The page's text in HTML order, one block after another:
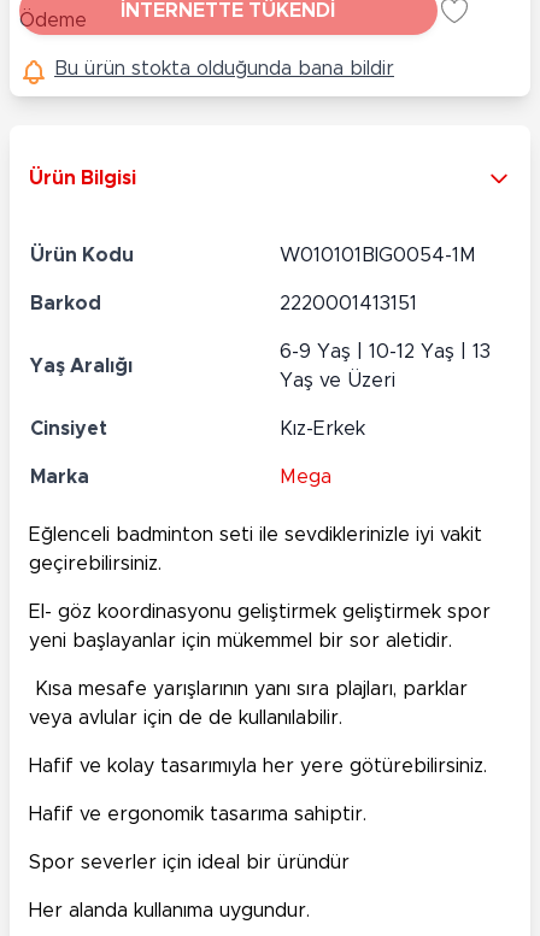
İNTERNETTE TÜKENDİ
Bu ürün stokta olduğunda bana bildir
Ürün Bilgisi
Ürün Kodu W010101BIG0054-1M
Barkod 2220001413151
Yaş Aralığı
6-9 Yaş | 10-12 Yaş | 13
Yaş ve Üzeri
Cinsiyet Kız-Erkek
Marka Mega
Eğlenceli badminton seti ile sevdiklerinizle iyi vakit
geçirebilirsiniz.
El- göz koordinasyonu geliştirmek geliştirmek spor
yeni başlayanlar için mükemmel bir sor aletidir.
Kısa mesafe yarışlarının yanı sıra plajları, parklar
veya avlular için de de kullanılabilir.
Hafif ve kolay tasarımıyla her yere götürebilirsiniz.
Hafif ve ergonomik tasarıma sahiptir.
Spor severler için ideal bir üründür
Her alanda kullanıma uygundur.